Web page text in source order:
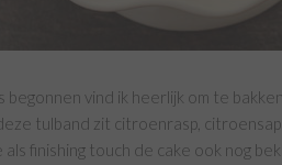
vind ik heerlijk om te
tulband zit citroenrasp,
finishing touch de cake ook nog